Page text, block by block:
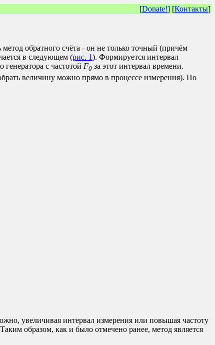
[Donate!] [Контакты]
обратного счёта - он не только точный (причём
в следующем (рис. 1). Формируется интервал
генератора с частотой F0 за этот интервал времени.
величину можно прямо в процессе измерения). По
увеличивая интервал измерения или повышая частоту
образом, как и было отмечено ранее, метод является